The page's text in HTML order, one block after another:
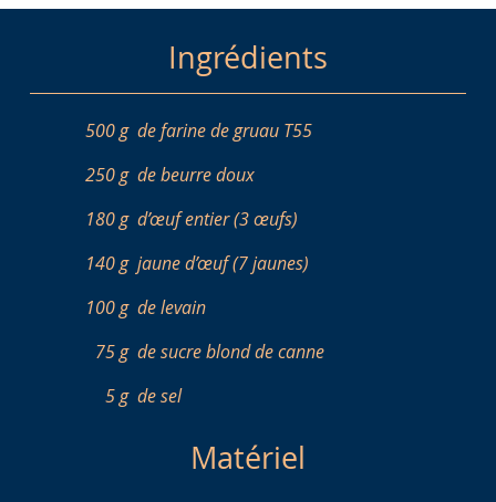
Ingrédients
500 g de farine de gruau T55
250 g de beurre doux
180 g d’œuf entier (3 œufs)
140 g jaune d’œuf (7 jaunes)
100 g de levain
75 g de sucre blond de canne
5 g de sel
Matériel